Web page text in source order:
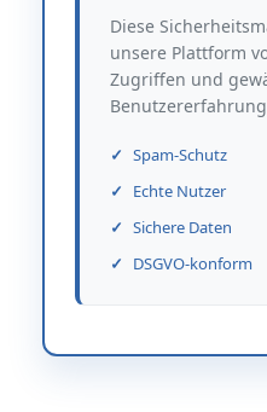
Diese
unsere Plattform
Zugriffen und
Spam-Schutz
Echte Nutzer
Sichere Daten
DSGVO-konform